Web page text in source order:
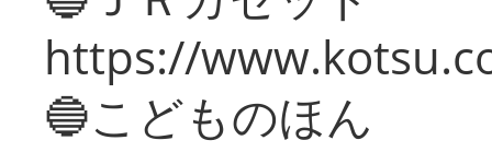
https://
🔵こどものほん